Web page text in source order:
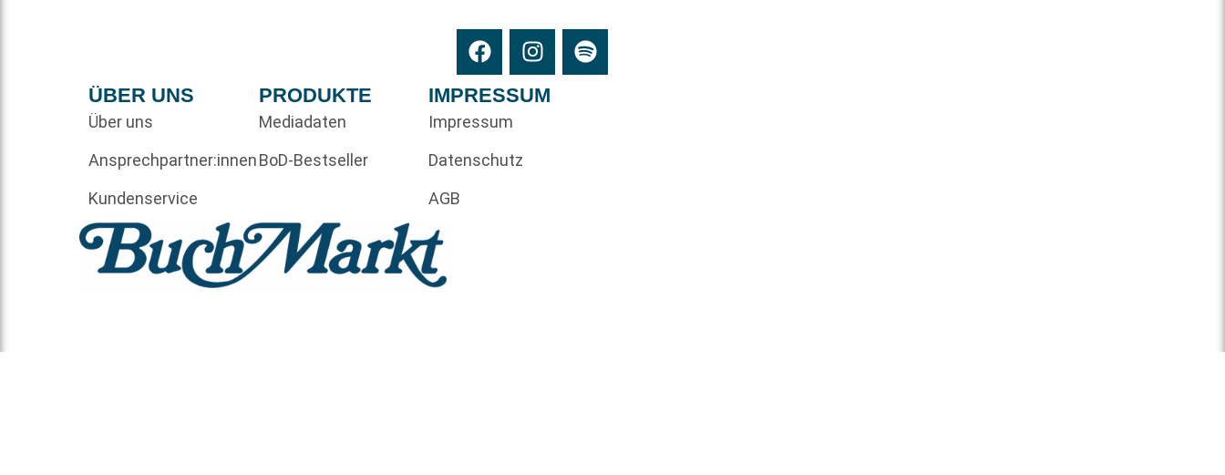
ÜBER UNS
Über uns
Ansprechpartner:innen
Kundenservice
PRODUKTE
Mediadaten
BoD-Bestseller
IMPRESSUM
Impressum
Datenschutz
AGB